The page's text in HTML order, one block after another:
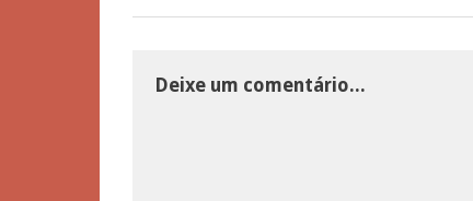
Deixe um comentário...